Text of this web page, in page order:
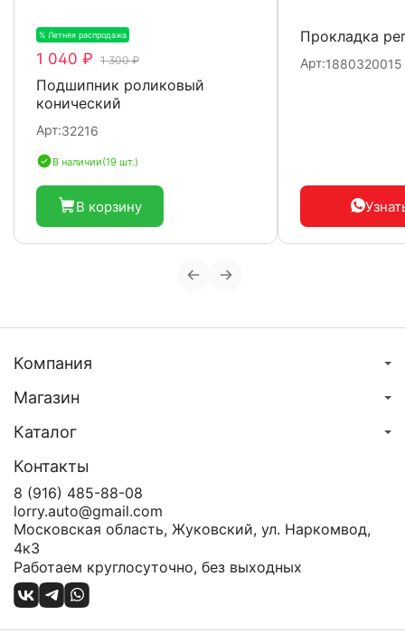
% Летняя распродажа
1 040 ₽ 1 300 ₽
Подшипник роликовый
конический
Арт:32216
В наличии(19 шт.)
В корзину
Прокладка
Арт:1880320015
Компания
Магазин
Каталог
Контакты
8 (916) 485-88-08
lorry.auto@gmail.com
Московская область, Жуковский, ул. Наркомвод,
4к3
Работаем круглосуточно, без выходных